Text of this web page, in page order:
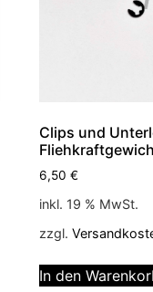
Clips und
6,50€
inkl. 19 % MwSt.
zzgl.
In den